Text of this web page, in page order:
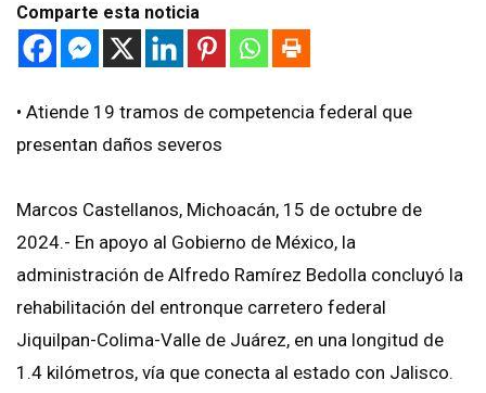
Comparte esta noticia
•⁠ ⁠Atiende 19 tramos de competencia federal que
presentan daños severos
Marcos Castellanos, Michoacán, 15 de octubre de
2024.- En apoyo al Gobierno de México, la
administración de Alfredo Ramírez Bedolla concluyó la
rehabilitación del entronque carretero federal
Jiquilpan-Colima-Valle de Juárez, en una longitud de
1.4 kilómetros, vía que conecta al estado con Jalisco.